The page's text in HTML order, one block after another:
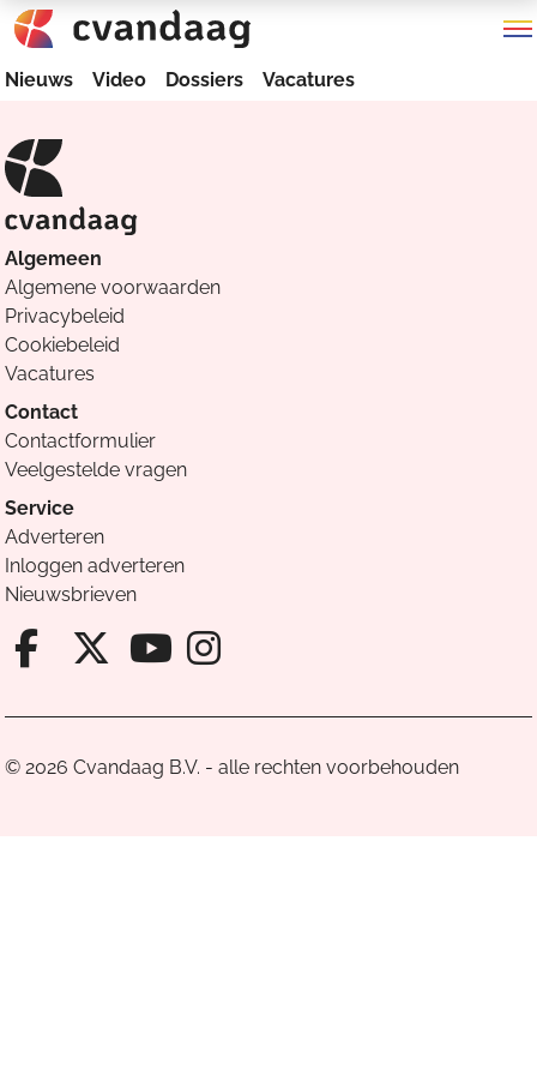
Nieuws Video Dossiers Vacatures
Algemeen
Algemene voorwaarden
Privacybeleid
Cookiebeleid
Vacatures
Contact
Contactformulier
Veelgestelde vragen
Service
Adverteren
Inloggen adverteren
Nieuwsbrieven
Facebook van Cvandaag
X van Cvandaag
Instagram van
© 2026 Cvandaag B.V. - alle rechten voorbehouden